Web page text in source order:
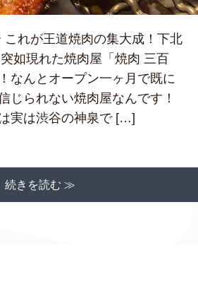
これが王道焼肉の集大成！下北
如現れた焼肉屋「焼肉 三百
なんとオープン一ヶ月で既に
じられない焼肉屋なんです！
実は渋谷の神泉で […]
続きを読む ≫